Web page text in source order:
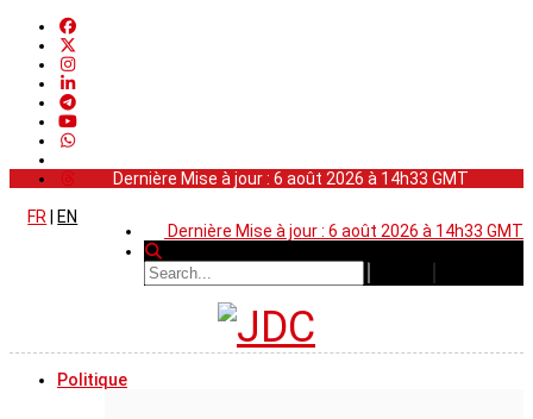
Dernière Mise à jour : 6 août 2026 à 14h33 GMT
Dernière Mise à jour : 6 août 2026 à 14h33 GMT
FR
EN
Politique